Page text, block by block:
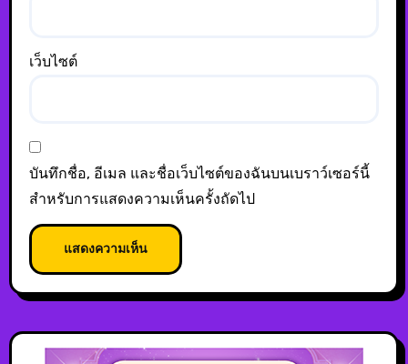
เว็บไซต์
บันทึกชื่อ, อีเมล และชื่อเว็บไซต์ของฉันบนเบราว์เซอร์นี้
สำหรับการแสดงความเห็นครั้งถัดไป